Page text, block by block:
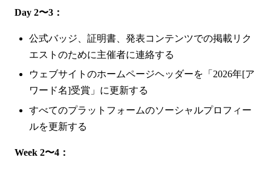
Day 2〜3：
公式バッジ、証明書、発表コンテンツでの掲載リク
エストのために主催者に連絡する
ウェブサイトのホームページヘッダーを「2026年[ア
ワード名]受賞」に更新する
すべてのプラットフォームのソーシャルプロフィー
ルを更新する
Week 2〜4：